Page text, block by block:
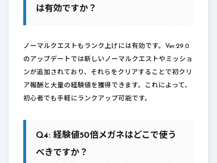
は有効ですか？
ノーマルクエストもランク上げには有効です。Ver.29.0
のアップデートでは新しいノーマルクエストやミッショ
ンが追加されており、それらをクリアすることで初クリ
ア報酬と大量の経験値を獲得できます。これによって、
初心者でも手軽にランクアップ可能です。
Q4: 経験値50倍メガネはどこで使う
べきですか？